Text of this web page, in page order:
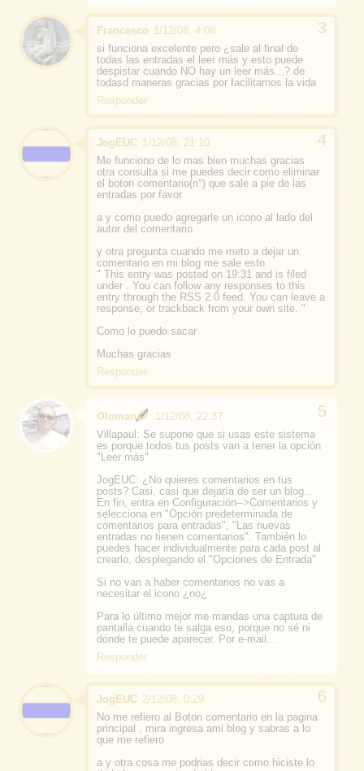
Francesco 1/12/08, 4:08
si funciona excelente pero ¿sale al final de
todas las entradas el leer más y esto puede
despistar cuando NO hay un leer más...? de
todasd maneras gracias por facilitarnos la vida
Responder
JogEUC 1/12/08, 21:10
Me funciono de lo mas bien muchas gracias
otra consulta si me puedes decir como eliminar
el boton comentario(n°) que sale a pie de las
entradas por favor
a y como puedo agregarle un icono al lado del
autor del comentario
y otra pregunta cuando me meto a dejar un
comentario en mi blog me sale esto
" This entry was posted on 19:31 and is filed
under . You can follow any responses to this
entry through the RSS 2.0 feed. You can leave a
response, or trackback from your own site. "
Como lo puedo sacar
Muchas gracias
Responder
Oloman
1/12/08, 22:37
Villapaul: Se supone que si usas este sistema
es porque todos tus posts van a tener la opción
"Leer más"
JogEUC: ¿No quieres comentarios en tus
posts? Casi, casi que dejaría de ser un blog...
En fin, entra en Configuración-->Comentarios y
selecciona en "Opción predeterminada de
comentarios para entradas", "Las nuevas
entradas no tienen comentarios". También lo
puedes hacer individualmente para cada post al
crearlo, desplegando el "Opciones de Entrada"
Si no van a haber comentarios no vas a
necesitar el icono ¿no¿
Para lo último mejor me mandas una captura de
pantalla cuando te salga eso, porque no sé ni
dónde te puede aparecer. Por e-mail...
Responder
JogEUC 2/12/08, 0:29
No me refiero al Boton comentario en la pagina
principal , mira ingresa ami blog y sabras a lo
que me refiero
a y otra cosa me podrias decir como hiciste lo